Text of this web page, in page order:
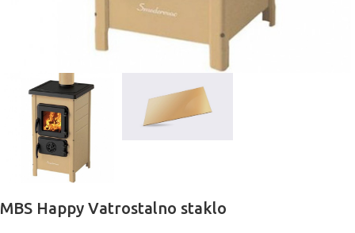
MBS Happy Vatrostalno staklo